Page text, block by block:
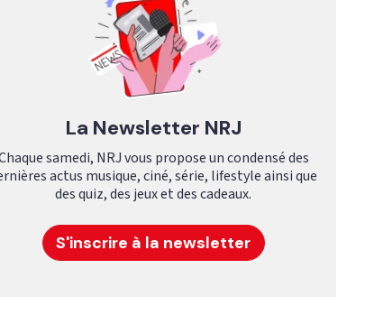
La Newsletter NRJ
samedi, NRJ vous propose un condensé des
actus musique, ciné, série, lifestyle ainsi que
des quiz, des jeux et des cadeaux.
S'inscrire à la newsletter